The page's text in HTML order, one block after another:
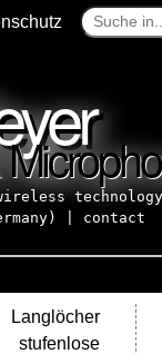
technology
| contact
Langlöcher
stufenlose